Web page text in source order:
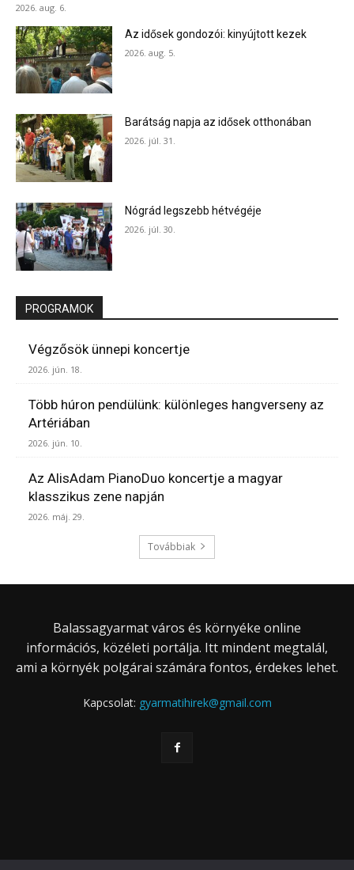
2026. aug. 6.
Az idősek gondozói: kinyújtott kezek
2026. aug. 5.
Barátság napja az idősek otthonában
2026. júl. 31.
Nógrád legszebb hétvégéje
2026. júl. 30.
PROGRAMOK
Végzősök ünnepi koncertje
2026. jún. 18.
Több húron pendülünk: különleges hangverseny az
Artériában
2026. jún. 10.
Az AlisAdam PianoDuo koncertje a magyar
klasszikus zene napján
2026. máj. 29.
Továbbiak
Balassagyarmat város és környéke online
információs, közéleti portálja. Itt mindent megtalál,
ami a környék polgárai számára fontos, érdekes lehet.
Kapcsolat: gyarmatihirek@gmail.com